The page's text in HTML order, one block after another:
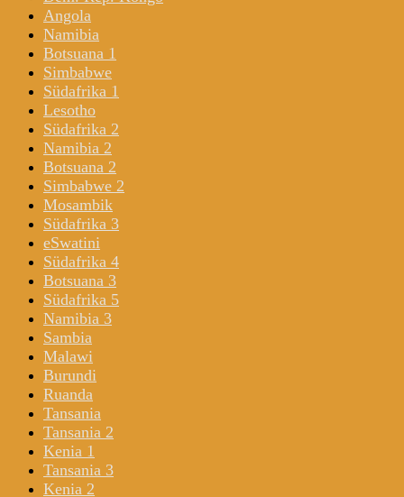
Angola
Namibia
Botsuana 1
Simbabwe
Südafrika 1
Lesotho
Südafrika 2
Namibia 2
Botsuana 2
Simbabwe 2
Mosambik
Südafrika 3
eSwatini
Südafrika 4
Botsuana 3
Südafrika 5
Namibia 3
Sambia
Malawi
Burundi
Ruanda
Tansania
Tansania 2
Kenia 1
Tansania 3
Kenia 2